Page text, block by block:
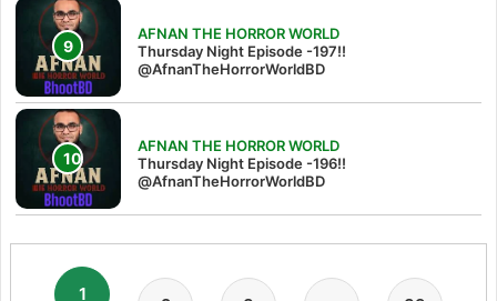
AFNAN THE HORROR WORLD
Thursday Night Episode -197!!‪
@AfnanTheHorrorWorldBD‬
AFNAN THE HORROR WORLD
Thursday Night Episode -196!!
@AfnanTheHorrorWorldBD
1